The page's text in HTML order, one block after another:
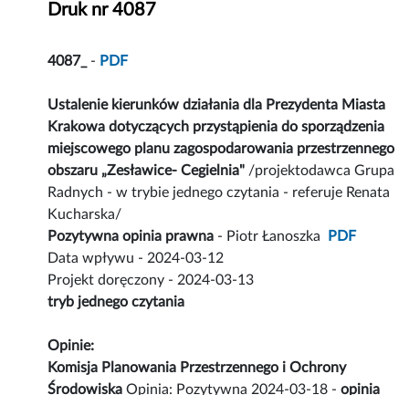
Druk nr 4087
4087_ - PDF
Ustalenie kierunków działania dla Prezydenta Miasta
Krakowa dotyczących przystąpienia do sporządzenia
miejscowego planu zagospodarowania przestrzennego
obszaru „Zesławice- Cegielnia" /projektodawca Grupa
Radnych - w trybie jednego czytania - referuje Renata
Kucharska/
Pozytywna opinia prawna - Piotr Łanoszka
PDF
Data wpływu - 2024-03-12
Projekt doręczony - 2024-03-13
tryb jednego czytania
Opinie:
Komisja Planowania Przestrzennego i Ochrony
Środowiska Opinia: Pozytywna 2024-03-18 -opinia